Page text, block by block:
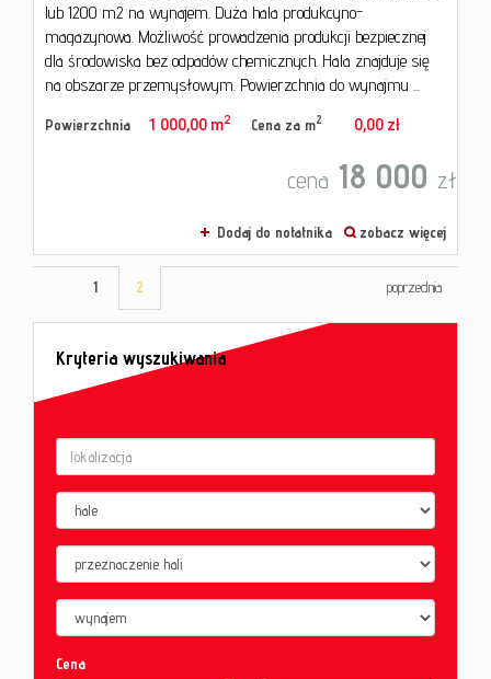
lub 1200 m2 na wynajem. Duża hala produkcyno-
magazynowa. Możliwość prowadzenia produkcji bezpiecznej
dla środowiska bez odpadów chemicznych. Hala znajduje się
na obszarze przemysłowym. Powierzchnia do wynajmu ...
Powierzchnia 1 000,00 m2 Cena za m2 0,00 zł
cena 18 000 zł
Dodaj do notatnika zobacz więcej
1 2 poprzednia
Kryteria wyszukiwania
Cena